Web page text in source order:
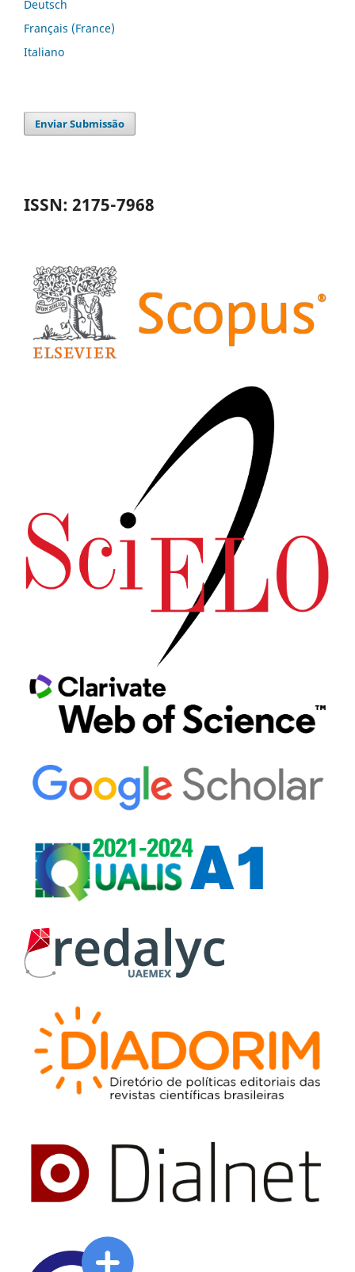
Deutsch
Français (France)
Italiano
Enviar Submissão
ISSN: 2175-7968